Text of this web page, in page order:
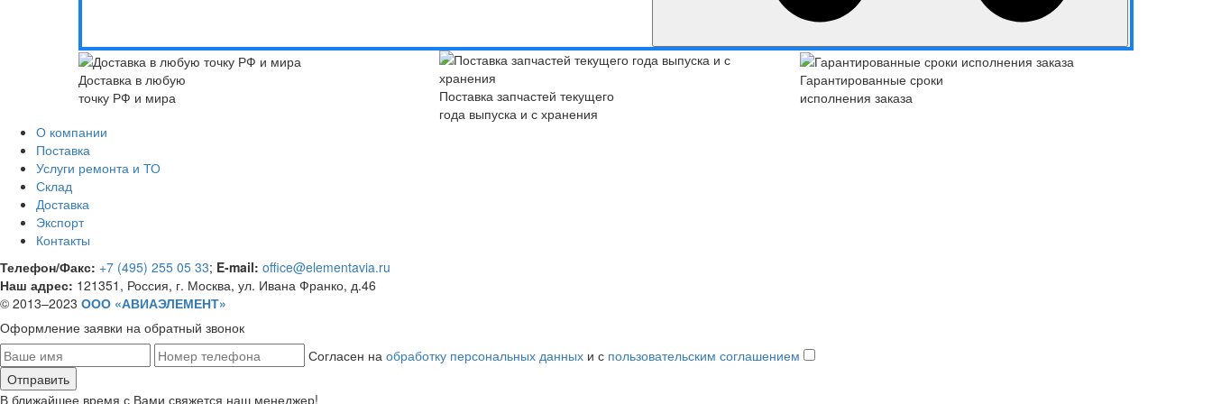
Доставка в любую
точку РФ и мира
Поставка запчастей текущего
года выпуска и с хранения
Гарантированные сроки
исполнения заказа
О компании
Поставка
Услуги ремонта и ТО
Склад
Доставка
Экспорт
Контакты
Телефон/Факс: +7 (495) 255 05 33; E-mail: office@elementavia.ru
Наш адрес: 121351, Россия, г. Москва, ул. Ивана Франко, д.46
© 2013–2023 ООО «АВИАЭЛЕМЕНТ»
Оформление заявки на обратный звонок
Согласен на обработку персональных данных и с пользовательским соглашением
В ближайшее время с Вами свяжется наш менеджер!